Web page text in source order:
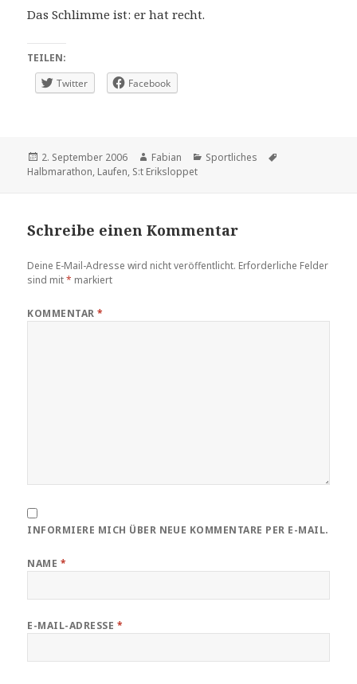
Das Schlimme ist: er hat recht.
TEILEN:
Twitter
Facebook
Veröffentlicht
am
2. September 2006 Autor
Fabian Kategorien
Sportliches
Halbmarathon, Laufen, S:t Eriksloppet
Schreibe einen Kommentar
Deine E-Mail-Adresse wird nicht veröffentlicht. Erforderliche Felder
sind mit* markiert
KOMMENTAR*
INFORMIERE MICH ÜBER NEUE KOMMENTARE PER E-MAIL.
NAME *
E-MAIL-ADRESSE *